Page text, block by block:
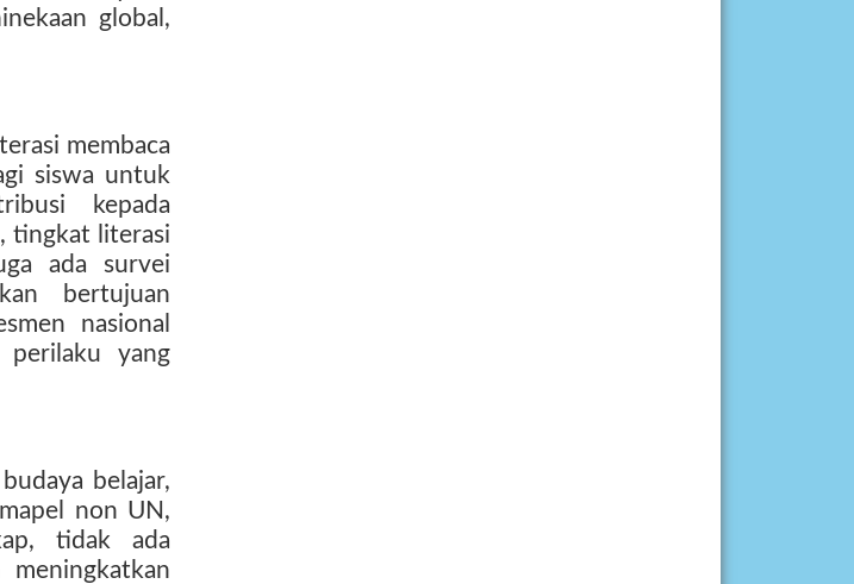
global,
membaca
siswa untuk
kepada
tingkat literasi
ada survei
bertujuan
nasional
perilaku yang
belajar,
non UN,
tidak ada